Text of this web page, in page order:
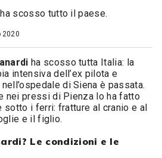
scosso tutto il paese.
2020
ha scosso tutta Italia: la
intensiva dell’ex pilota e
di Siena è passata.
nei pressi di Pienza lo ha fatto
sotto i ferri: fratture al cranio e al
e il figlio.
Le condizioni e le